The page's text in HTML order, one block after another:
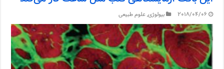
2018/04/06 بیولوژی,علوم طبیعی